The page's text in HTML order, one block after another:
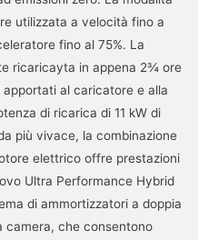
utilizzata a velocità fino a
fino al 75%. La
ricaricayta in appena 2¾ ore
al caricatore e alla
di ricarica di 11 kW di
più vivace, la combinazione
elettrico offre prestazioni
Ultra Performance Hybrid
di ammortizzatori a doppia
camera, che consentono